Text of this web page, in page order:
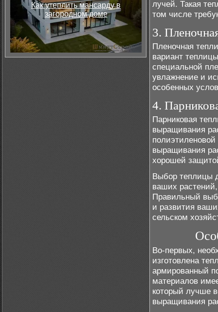
Как утеплить мансарду в
загородном доме
лучей. Такая
том числе
3.
Пленочная
вариант
специальной
увлажнение и
особенных
4.
Парниковая
выращивания
выращивания
хорошей
Выбор теплицы
ваших
Правильный
и развития
сельском
Во-первых,
изготовлена
армированный
материалов
который лучше
выращивания